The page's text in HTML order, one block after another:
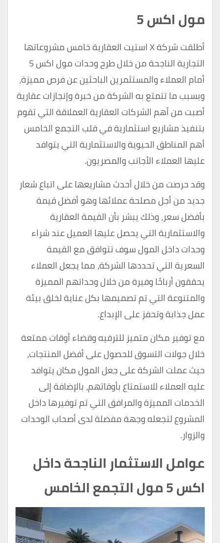
مول اكس 5
أطلقت شركة X استيت العقارية خامس مشروعاتها
التجارية الناجحة من خلال طرح وحدات مول اكس 5
أمام العملاء والمستثمرين الباحثين عن فرص مميزة،
وبسبب ما تتمتع به الشركة من خبرة وإنجازات عقارية
أصبت من أهم الشركات العقارية العملاقة التي تقوم
بتنفيذ مشاريع استثمارية في قلب التجمع الخامس
أهم المناطق الحيوية والاستثمارية التي يتوافد
عليها العملاء الأجانب والمصريون.
وقد حرصت من خلال أحدث مشاريعها على اتباع شعار
جديد من أجل مصلحة عملائها وهو أفضل قيمة
بأفضل سعر، وذلك يبشر بأن القيمة العقارية
والاستثمارية التي يحصل عليها العميل عند شراء
وحدات داخل المول سوف تتوافق مع القيمة
السعرية التي تحددها الشركة، مما يجعل العملاء
يحققون أرباحًا وفيرة من خلال وحداتهم المميزة
والمتنوعة التي تم تصميمها بكل عناية لخلق بيئة
عمل جذابة وتحفز على الإبداع.
مع توفير مكان متميز للترفيه وقضاء أوقات ممتعة
خلال جولات التسوق للحصول على أفضل المنتجات،
حيث عملت الشركة على جعل المول مكان يتوافد
عليه العملاء للاستمتاع بأوقاتهم، بالإضافة إلى
الخدمات المميزة والمرافق التي تم توفيرها داخل
المشروع لتجعله وجهة مفضلة لدى أصحاب الوحدات
والزوار.
عوامل الاستثمار الناجحة داخل
اكس 5 مول التجمع الخامس